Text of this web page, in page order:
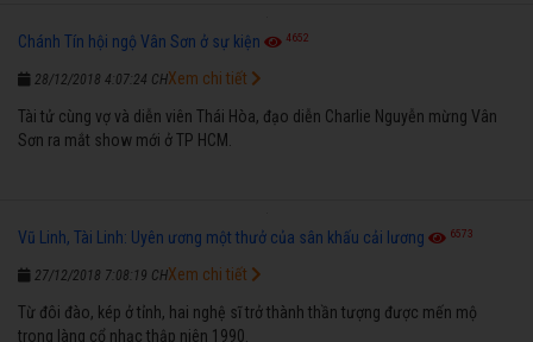
Chánh Tín hội ngộ Vân Sơn ở sự kiện 4652
28/12/2018 4:07:24 CH
Tài tử cùng vợ và diễn viên Thái Hòa, đạo diễn Charlie Nguyễn mừng Vân
Sơn ra mắt show mới ở TP HCM.
Xem chi tiết
Vũ Linh, Tài Linh: Uyên ương một thưở của sân khấu cải lương 6573
27/12/2018 7:08:19 CH
Từ đôi đào, kép ở tỉnh, hai nghệ sĩ trở thành thần tượng được mến mộ
trong làng cổ nhạc thập niên 1990.
Xem chi tiết